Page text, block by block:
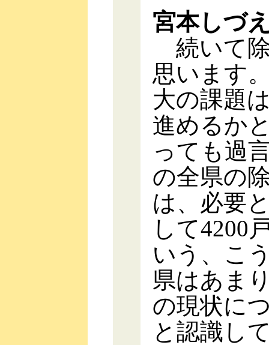
宮本しづ
続いて
思います
大の課題
進めるか
っても過
の全県の
は、必要
して4200
いう、こ
県はあま
の現状に
と認識し